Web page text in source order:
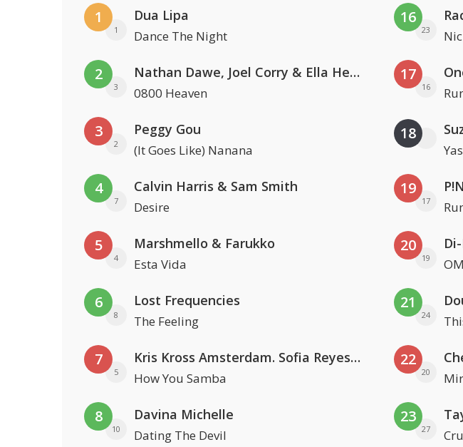
1
1
Dua Lipa
Dance The Night
2
3
Nathan Dawe, Joel Corry & Ella Henderson
0800 Heaven
3
2
Peggy Gou
(It Goes Like) Nanana
4
7
Calvin Harris & Sam Smith
Desire
5
4
Marshmello & Farukko
Esta Vida
6
8
Lost Frequencies
The Feeling
7
5
Kris Kross Amsterdam. Sofia Reyes & Tinie Tempah
How You Samba
8
10
Davina Michelle
Dating The Devil
16
23
17
16
18
19
17
20
19
21
24
22
20
23
27